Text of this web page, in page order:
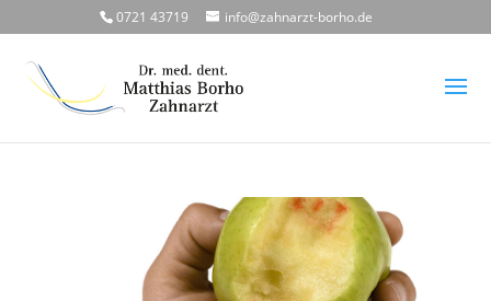
0721 43719 info@zahnarzt-borho.de